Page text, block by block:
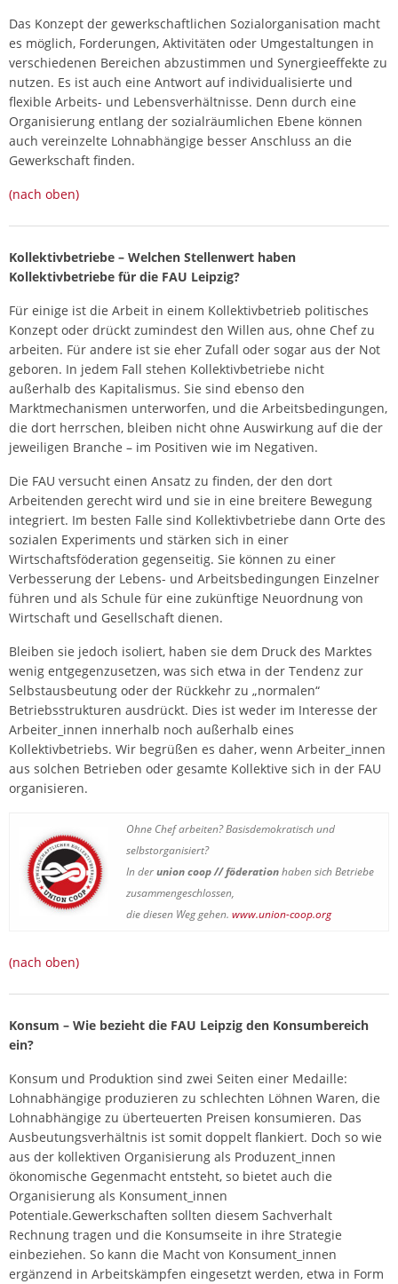
Das Konzept der gewerkschaftlichen Sozialorganisation macht
es möglich, Forderungen, Aktivitäten oder Umgestaltungen in
verschiedenen Bereichen abzustimmen und Synergieeffekte zu
nutzen. Es ist auch eine Antwort auf individualisierte und
flexible Arbeits- und Lebensverhältnisse. Denn durch eine
Organisierung entlang der sozialräumlichen Ebene können
auch vereinzelte Lohnabhängige besser Anschluss an die
Gewerkschaft finden.
(nach oben)
Kollektivbetriebe – Welchen Stellenwert haben
Kollektivbetriebe für die FAU Leipzig?
Für einige ist die Arbeit in einem Kollektivbetrieb politisches
Konzept oder drückt zumindest den Willen aus, ohne Chef zu
arbeiten. Für andere ist sie eher Zufall oder sogar aus der Not
geboren. In jedem Fall stehen Kollektivbetriebe nicht
außerhalb des Kapitalismus. Sie sind ebenso den
Marktmechanismen unterworfen, und die Arbeitsbedingungen,
die dort herrschen, bleiben nicht ohne Auswirkung auf die der
jeweiligen Branche – im Positiven wie im Negativen.
Die FAU versucht einen Ansatz zu finden, der den dort
Arbeitenden gerecht wird und sie in eine breitere Bewegung
integriert. Im besten Falle sind Kollektivbetriebe dann Orte des
sozialen Experiments und stärken sich in einer
Wirtschaftsföderation gegenseitig. Sie können zu einer
Verbesserung der Lebens- und Arbeitsbedingungen Einzelner
führen und als Schule für eine zukünftige Neuordnung von
Wirtschaft und Gesellschaft dienen.
Bleiben sie jedoch isoliert, haben sie dem Druck des Marktes
wenig entgegenzusetzen, was sich etwa in der Tendenz zur
Selbstausbeutung oder der Rückkehr zu „normalen“
Betriebsstrukturen ausdrückt. Dies ist weder im Interesse der
Arbeiter_innen innerhalb noch außerhalb eines
Kollektivbetriebs. Wir begrüßen es daher, wenn Arbeiter_innen
aus solchen Betrieben oder gesamte Kollektive sich in der FAU
organisieren.
Ohne Chef arbeiten? Basisdemokratisch und
selbstorganisiert?
In derunion coop // föderationhaben sich Betriebe
zusammengeschlossen,
die diesen Weg gehen. www.union-coop.org
(nach oben)
Konsum – Wie bezieht die FAU Leipzig den Konsumbereich
ein?
Konsum und Produktion sind zwei Seiten einer Medaille:
Lohnabhängige produzieren zu schlechten Löhnen Waren, die
Lohnabhängige zu überteuerten Preisen konsumieren. Das
Ausbeutungsverhältnis ist somit doppelt flankiert. Doch so wie
aus der kollektiven Organisierung als Produzent_innen
ökonomische Gegenmacht entsteht, so bietet auch die
Organisierung als Konsument_innen
Potentiale.Gewerkschaften sollten diesem Sachverhalt
Rechnung tragen und die Konsumseite in ihre Strategie
einbeziehen. So kann die Macht von Konsument_innen
ergänzend in Arbeitskämpfen eingesetzt werden, etwa in Form